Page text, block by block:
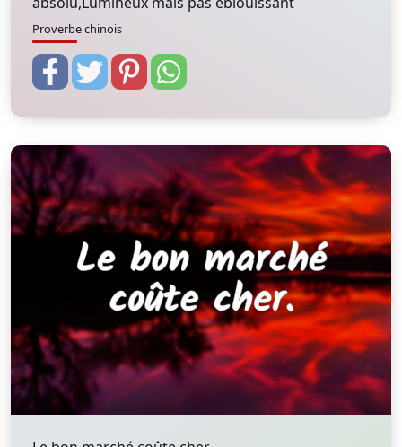
Proverbe chinois